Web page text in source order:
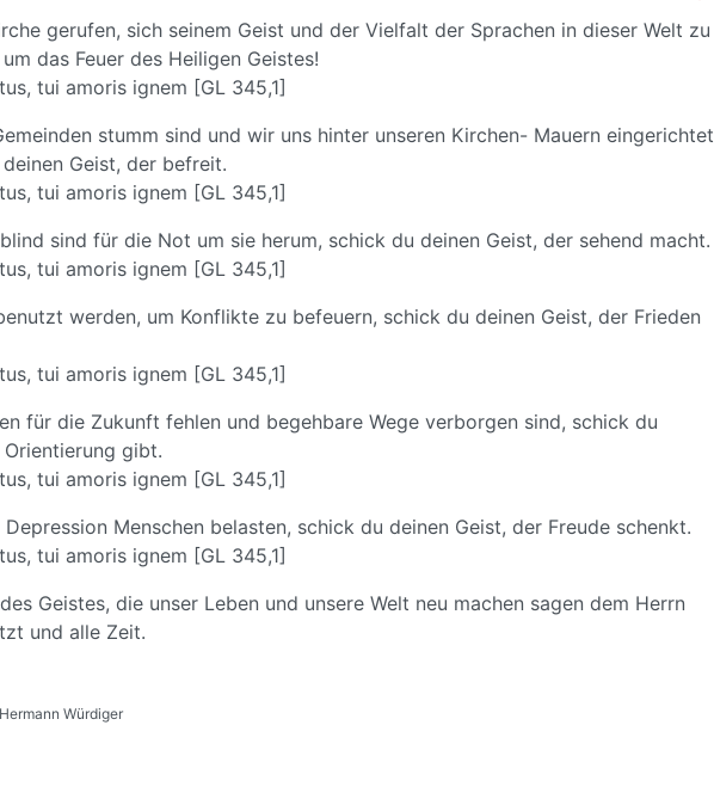
gerufen, sich seinem Geist und der Vielfalt der Sprachen in dieser Welt zu
das Feuer des Heiligen Geistes!
tui amoris ignem [GL 345,1]
stumm sind und wir uns hinter unseren Kirchen- Mauern eingerichtet
Geist, der befreit.
tui amoris ignem [GL 345,1]
sind für die Not um sie herum, schick du deinen Geist, der sehend macht.
tui amoris ignem [GL 345,1]
werden, um Konflikte zu befeuern, schick du deinen Geist, der Frieden
tui amoris ignem [GL 345,1]
für die Zukunft fehlen und begehbare Wege verborgen sind, schick du
gibt.
tui amoris ignem [GL 345,1]
Depression Menschen belasten, schick du deinen Geist, der Freude schenkt.
tui amoris ignem [GL 345,1]
Geistes, die unser Leben und unsere Welt neu machen sagen dem Herrn
und alle Zeit.
Würdiger